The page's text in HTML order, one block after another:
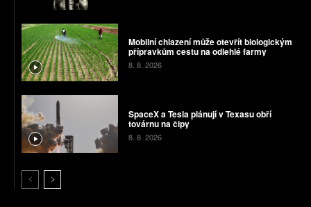
Mobilní chlazení může otevřít biologickým
přípravkům cestu na odlehlé farmy
8. 8. 2026
SpaceX a Tesla plánují v Texasu obří
továrnu na čipy
8. 8. 2026